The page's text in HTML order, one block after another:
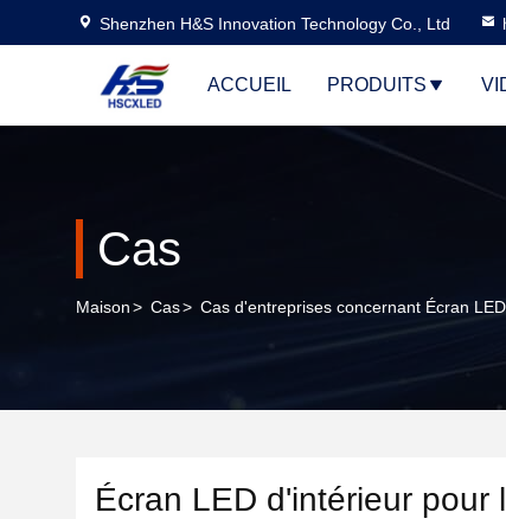
Shenzhen H&S Innovation Technology Co., Ltd
ACCUEIL PRODUITS
Cas
Maison> Cas> Cas d'entreprises concernant Écran
Écran LED d'intérieur pour